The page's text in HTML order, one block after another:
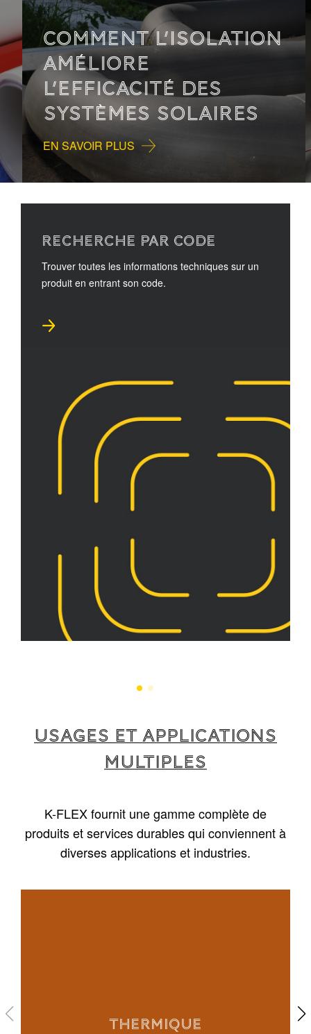
COMMENT L’ISOLATION
AMÉLIORE
L’EFFICACITÉ DES
SYSTÈMES SOLAIRES
EN SAVOIR PLUS
RECHERCHE PAR CODE
Trouver toutes les informations techniques sur un
produit en entrant son code.
USAGES ET APPLICATIONS
MULTIPLES
K-FLEX fournit une gamme complète de
produits et services durables qui conviennent à
diverses applications et industries.
THERMIQUE